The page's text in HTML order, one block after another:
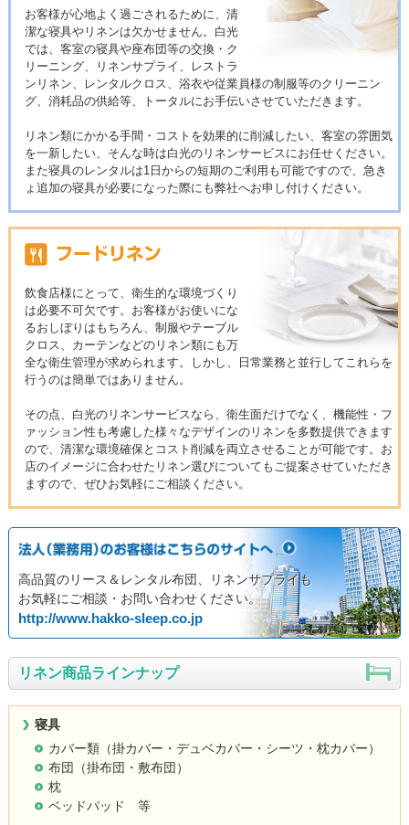
お客様が心地よく過ごされるために、清
潔な寝具やリネンは欠かせません。白光
では、客室の寝具や座布団等の交換・ク
リーニング、リネンサプライ、レストラ
ンリネン、レンタルクロス、浴衣や従業員様の制服等のクリーニン
グ、消耗品の供給等、トータルにお手伝いさせていただきます。
リネン類にかかる手間・コストを効果的に削減したい、客室の雰囲気
を一新したい、そんな時は白光のリネンサービスにお任せください。
また寝具のレンタルは1日からの短期のご利用も可能ですので、急き
ょ追加の寝具が必要になった際にも弊社へお申し付けください。
飲食店様にとって、衛生的な環境づくり
は必要不可欠です。お客様がお使いにな
るおしぼりはもちろん、制服やテーブル
クロス、カーテンなどのリネン類にも万
全な衛生管理が求められます。しかし、日常業務と並行してこれらを
行うのは簡単ではありません。
その点、白光のリネンサービスなら、衛生面だけでなく、機能性・フ
ァッション性も考慮した様々なデザインのリネンを多数提供できます
ので、清潔な環境確保とコスト削減を両立させることが可能です。お
店のイメージに合わせたリネン選びについてもご提案させていただき
ますので、ぜひお気軽にご相談ください。
高品質のリース＆レンタル布団、リネンサプライも
お気軽にご相談・お問い合わせください。
http://www.hakko-sleep.co.jp
リネン商品ラインナップ
寝具
カバー類（掛カバー・デュベカバー・シーツ・枕カバー）
布団（掛布団・敷布団）
枕
ベッドパッド 等